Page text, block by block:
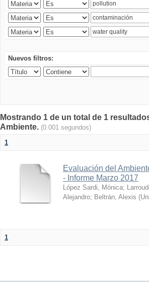
Nuevos filtros:
Mostrando 1 de un total de 1
Ambiente. (0.001 segundos)
1
Evaluación del
- Informe Marzo 2017
López Sardi, Mónica;
Alejandro; Beltrán, Alexis (
1